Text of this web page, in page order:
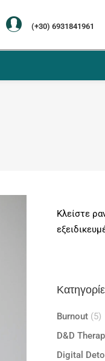
(+30) 6931841961
Κλείστε
Burnout(5)
D&D
Digital